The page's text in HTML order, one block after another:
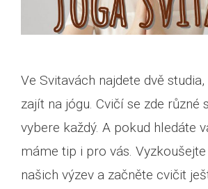
Ve Svitavách najdete dvě
zajít na jógu. Cvičí se zde různé
vybere každý. A pokud hledáte
máme tip i pro vás.
našich výzev a začněte cvičit